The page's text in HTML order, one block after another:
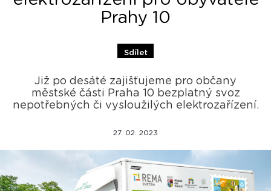
Prahy 10
Sdílet
Již po desáté zajišťujeme pro občany
městské části Praha 10 bezplatný svoz
nepotřebných či vysloužilých elektrozařízení.
27. 02. 2023